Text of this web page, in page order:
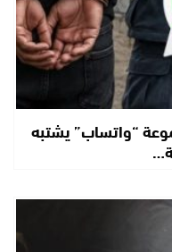
“واتساب” يشتبه